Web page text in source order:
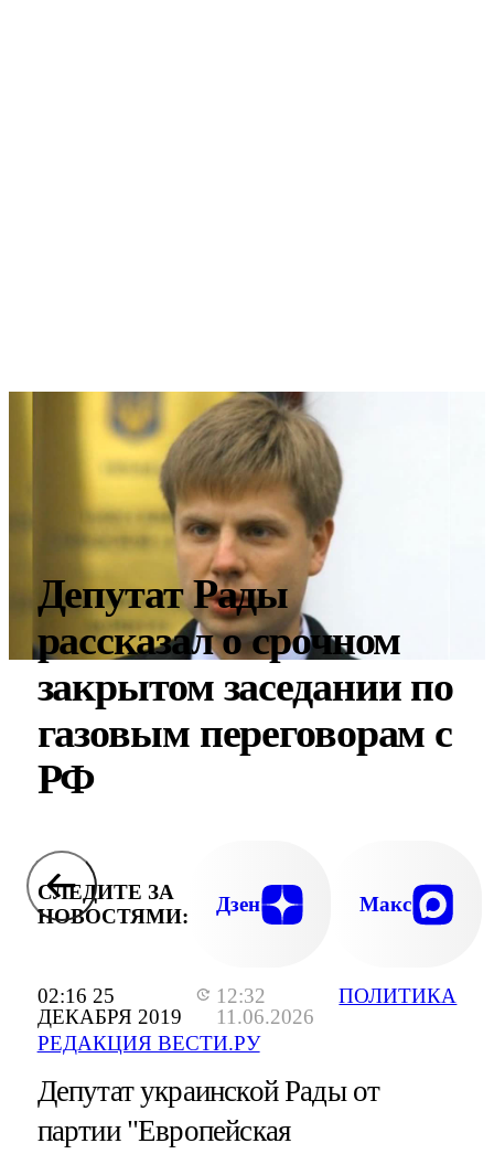
02:16 25
ДЕКАБРЯ 2019
12:32
11.06.2026
РЕДАКЦИЯ ВЕСТИ.РУ
ПОЛИТИКА
Депутат Рады
рассказал о срочном
закрытом заседании по
газовым переговорам с
РФ
СЛЕДИТЕ ЗА
НОВОСТЯМИ:
Дзен Макс
Депутат украинской Рады от
партии "Европейская